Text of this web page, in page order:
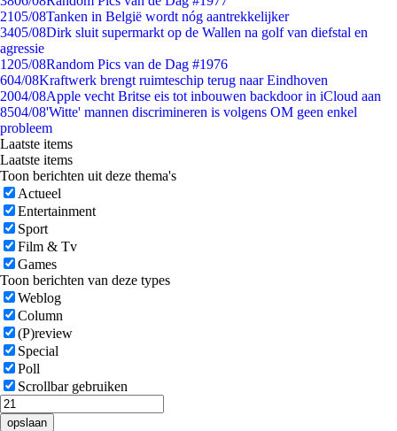
2105/08Tanken in België wordt nóg aantrekkelijker
3405/08Dirk sluit supermarkt op de Wallen na golf van diefstal en
agressie
1205/08Random Pics van de Dag #1976
604/08Kraftwerk brengt ruimteschip terug naar Eindhoven
2004/08Apple vecht Britse eis tot inbouwen backdoor in iCloud aan
8504/08'Witte' mannen discrimineren is volgens OM geen enkel
probleem
Laatste items
Laatste items
Toon berichten uit deze thema's
Actueel
Entertainment
Sport
Film & Tv
Games
Toon berichten van deze types
Weblog
Column
(P)review
Special
Poll
Scrollbar gebruiken
opslaan